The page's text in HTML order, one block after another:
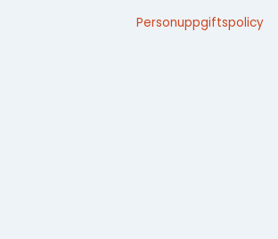
Personuppgiftspolicy